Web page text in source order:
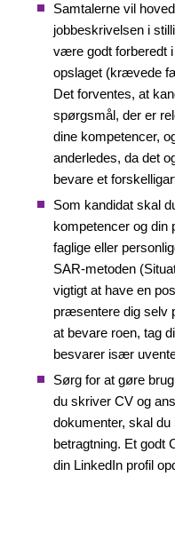
Samtalerne vil
jobbeskrivelsen i
være godt forberedt
opslaget (krævede
Det forventes, at
spørgsmål, der er
dine kompetencer,
anderledes, da det
bevare et
Som kandidat skal
kompetencer og din
faglige eller
SAR-metoden
vigtigt at have en
præsentere dig selv
at bevare roen, tag
besvarer især
Sørg for at gøre
du skriver CV og
dokumenter, skal
betragtning. Et godt
din LinkedIn profil